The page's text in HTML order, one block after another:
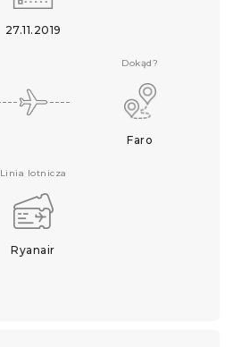
27.11.2019
Dokąd?
Faro
Linia lotnicza
Ryanair